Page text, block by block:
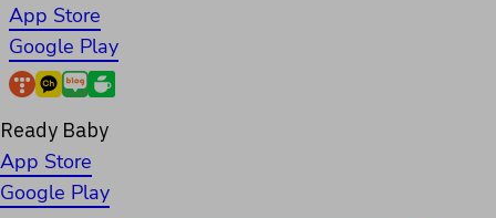
App Store
Google Play
Ready Baby
App Store
Google Play